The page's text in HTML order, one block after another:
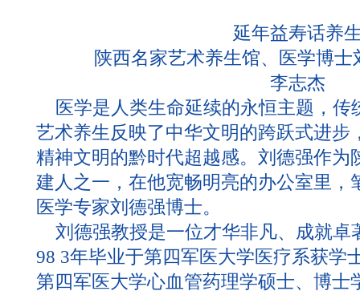
延年益寿话养
陕西名家艺术养生馆、医学博
李志杰
医学是人类生命延续的永恒主题，传
艺术养生反映了中华文明的跨跃式进步
精神文明的黔时代超越感。刘德强作
建人之一，在他宽畅明亮的办公室里，
医学专家刘德强博士。
刘德强教授是一位才华非凡、成就卓
98 3年毕业于第四军医大学医疗系获学
第四军医大学心血管药理学硕士、博士